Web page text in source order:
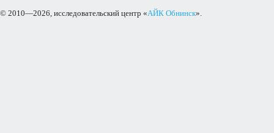
© 2010—2026, исследовательский центр «АЙК Обнинск».